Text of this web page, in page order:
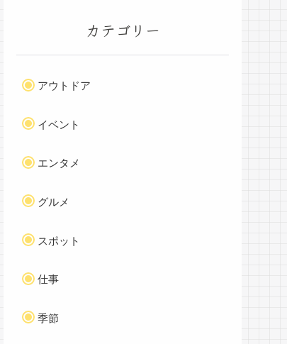
カテゴリー
アウトドア
イベント
エンタメ
グルメ
スポット
仕事
季節